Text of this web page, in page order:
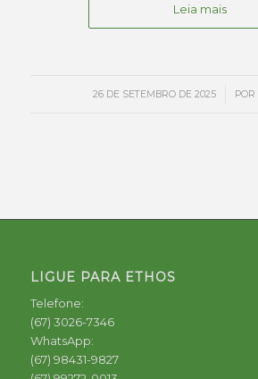
Leia mais
26 DE SETEMBRO DE 2025
/ POR
LIGUE PARA ETHOS
Telefone:
(67) 3026-7346
WhatsApp:
(67) 98431-9827